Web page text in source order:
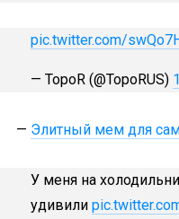
pic.twitter.com/
— TopoR (@TopoRUS)
— Элитный мем для
У меня на
удивили